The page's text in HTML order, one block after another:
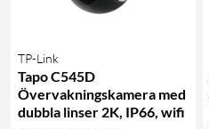
TP-Link
Tapo C545D
Övervakningskamera med
dubbla linser 2K, IP66, wifi